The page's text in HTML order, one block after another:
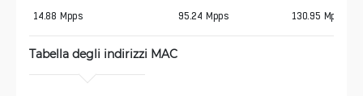
14.88 Mpps 95.24 Mpps 130.95 Mpps
Tabella degli indirizzi MAC